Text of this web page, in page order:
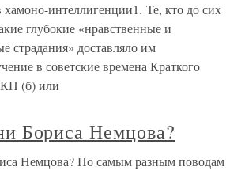
хамоно-интеллигенции1. Те, кто до сих
глубокие «нравственные и
страдания» доставляло им
в советские времена Краткого
(б) или
Бориса Немцова?
Немцова? По самым разным поводам